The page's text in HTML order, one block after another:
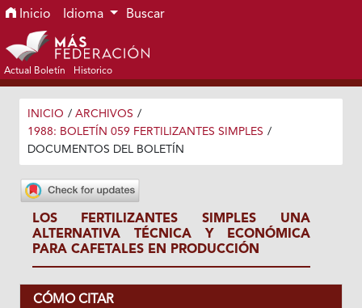
Ir al menú de navegación principal
Ir al contenido principal
Ir al pie de página del sitio
Inicio Idioma Buscar
Actual Boletín Historico
INICIO / ARCHIVOS /
1988: BOLETÍN 059 FERTILIZANTES SIMPLES /
DOCUMENTOS DEL BOLETÍN
LOS FERTILIZANTES SIMPLES UNA
ALTERNATIVA TÉCNICA Y ECONÓMICA
PARA CAFETALES EN PRODUCCIÓN
CÓMO CITAR